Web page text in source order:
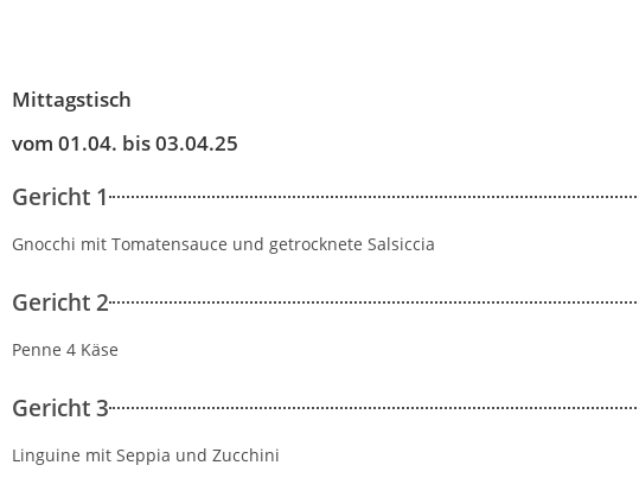
Mittagstisch
vom 01.04. bis 03.04.25
Gericht 1
Gnocchi mit Tomatensauce und getrocknete Salsiccia
Gericht 2
Penne 4 Käse
Gericht 3
Linguine mit Seppia und Zucchini